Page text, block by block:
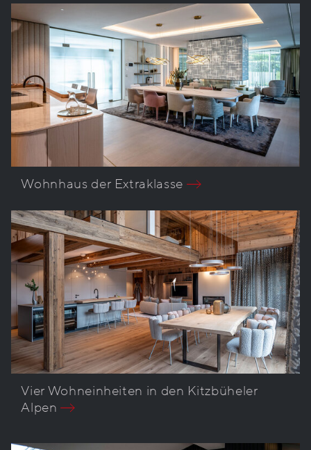
Wohnhaus der Extraklasse
Vier Wohneinheiten in den Kitzbüheler
Alpen